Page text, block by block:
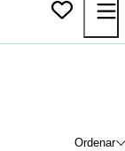
Ordenar